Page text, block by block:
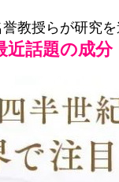
教授らが研究
近話題の成分